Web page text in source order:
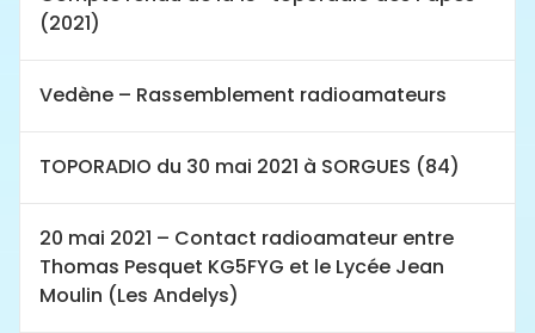
(2021)
Vedène – Rassemblement radioamateurs
TOPORADIO du 30 mai 2021 à SORGUES (84)
20 mai 2021 – Contact radioamateur entre
Thomas Pesquet KG5FYG et le Lycée Jean
Moulin (Les Andelys)